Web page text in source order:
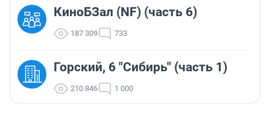
КиноБЗал (NF) (часть 6)
187 309 733
Горский, 6 "Сибирь" (часть 1)
210 846 1 000